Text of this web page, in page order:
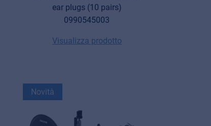
ear plugs (10 pairs)
0990545003
Visualizza prodotto
Novità